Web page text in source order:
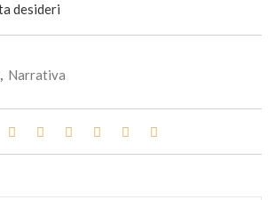
desideri
, Narrativa